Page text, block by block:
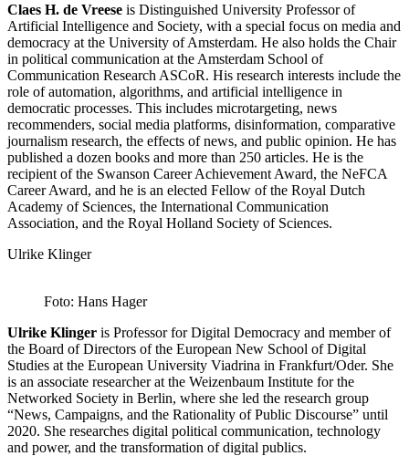
Claes H. de Vreese is Distinguished University Professor of
Artificial Intelligence and Society, with a special focus on media and
democracy at the University of Amsterdam. He also holds the Chair
in political communication at the Amsterdam School of
Communication Research ASCoR. His research interests include the
role of automation, algorithms, and artificial intelligence in
democratic processes. This includes microtargeting, news
recommenders, social media platforms, disinformation, comparative
journalism research, the effects of news, and public opinion. He has
published a dozen books and more than 250 articles. He is the
recipient of the Swanson Career Achievement Award, the NeFCA
Career Award, and he is an elected Fellow of the Royal Dutch
Academy of Sciences, the International Communication
Association, and the Royal Holland Society of Sciences.
Ulrike Klinger
Foto: Hans Hager
Ulrike Klinger is Professor for Digital Democracy and member of
the Board of Directors of the European New School of Digital
Studies at the European University Viadrina in Frankfurt/Oder. She
is an associate researcher at the Weizenbaum Institute for the
Networked Society in Berlin, where she led the research group
“News, Campaigns, and the Rationality of Public Discourse” until
2020. She researches digital political communication, technology
and power, and the transformation of digital publics.